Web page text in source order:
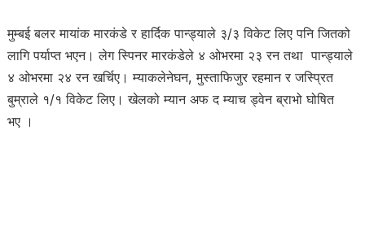
मुम्बई बलर मायांक मारकंडे र हार्दिक पान्ड्याले ३/३ विकेट लिए पनि जितको
लागि पर्याप्त भएन। लेग स्पिनर मारकंडेले ४ ओभरमा २३ रन तथा पान्ड्याले
४ ओभरमा २४ रन खर्चिए। म्याकलेनेघन, मुस्ताफिजुर रहमान र जस्प्रित
बुम्राले १/१ विकेट लिए। खेलको म्यान अफ द म्याच ड्वेन ब्राभो घोषित
भए ।